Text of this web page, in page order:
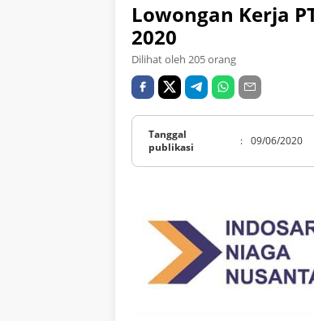
Lowongan Kerja
2020
Dilihat oleh 205 orang
Tanggal
publikasi
: 09/06/2020